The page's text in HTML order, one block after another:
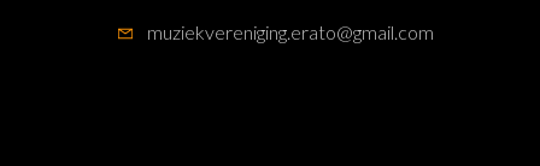
muziekvereniging.erato@gmail.com